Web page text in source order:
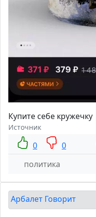
Купите себе кружечку
Источник
0 0
политика
Арбалет Говорит